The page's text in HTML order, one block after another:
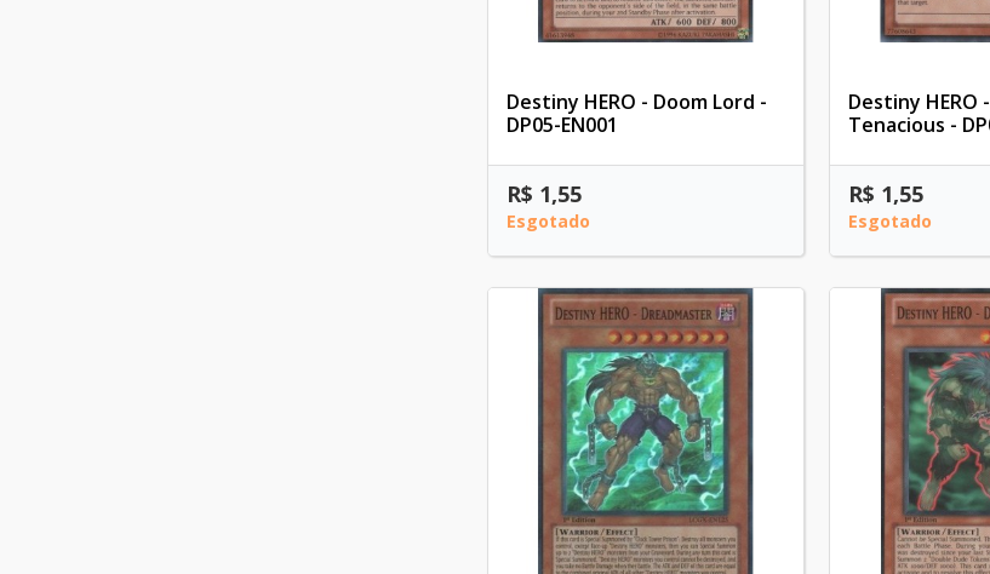
Destiny HERO - Doom Lord -
DP05-EN001
R$ 1,55
Esgotado
Destiny HERO
Tenacious -
R$ 1,55
Esgotado